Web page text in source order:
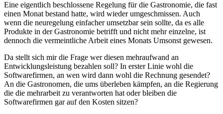
Eine eigentlich beschlossene Regelung für die Gastronomie, die fast
einen Monat bestand hatte, wird wieder umgeschmissen. Auch
wenn die neuregelung einfacher umsetzbar sein sollte, da es alle
Produkte in der Gastronomie betrifft und nicht mehr einzelne, ist
dennoch die vermeintliche Arbeit eines Monats Umsonst gewesen.
Da stellt sich mir die Frage wer diesen mehraufwand an
Entwicklungsleistung bezahlen soll? In erster Linie wohl die
Softwarefirmen, an wen wird dann wohl die Rechnung gesendet?
An die Gastronomen, die ums überleben kämpfen, an die Regierung
die die mehrarbeit zu verantworten hat oder bleiben die
Softwarefirmen gar auf den Kosten sitzen?